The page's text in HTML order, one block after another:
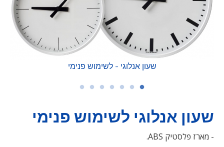
שעון אנלוגי - לשימוש פנימי
שעון אנלוגי לשימוש פנימי
- מארז פלסטיק ABS.